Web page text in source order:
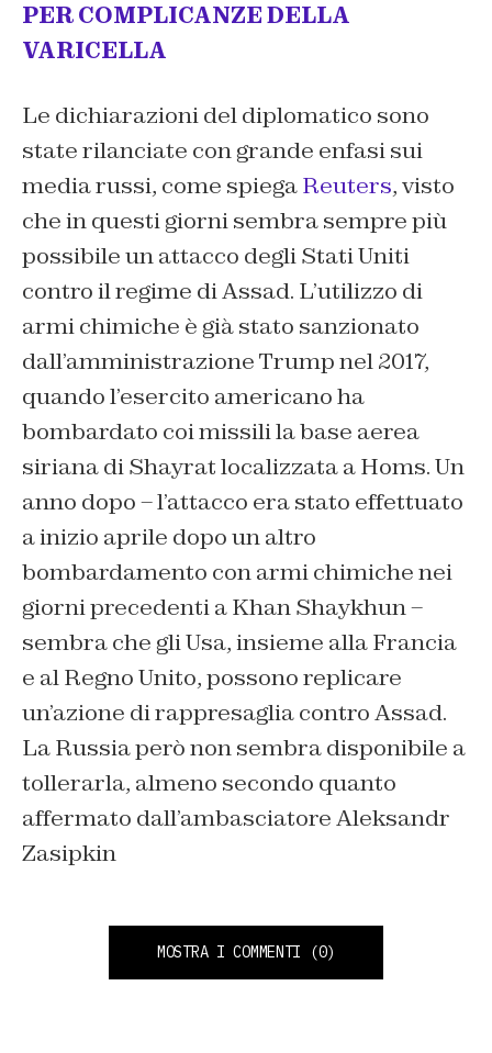
PER COMPLICANZE DELLA
VARICELLA
Le dichiarazioni del diplomatico sono
state rilanciate con grande enfasi sui
media russi, come spiegaReuters, visto
che in questi giorni sembra sempre più
possibile un attacco degli Stati Uniti
contro il regime di Assad. L’utilizzo di
armi chimiche è già stato sanzionato
dall’amministrazione Trump nel 2017,
quando l’esercito americano ha
bombardato coi missili la base aerea
siriana di Shayrat localizzata a Homs. Un
anno dopo – l’attacco era stato effettuato
a inizio aprile dopo un altro
bombardamento con armi chimiche nei
giorni precedenti a Khan Shaykhun –
sembra che gli Usa, insieme alla Francia
e al Regno Unito, possono replicare
un’azione di rappresaglia contro Assad.
La Russia però non sembra disponibile a
tollerarla, almeno secondo quanto
affermato dall’ambasciatore Aleksandr
Zasipkin
MOSTRA I COMMENTI (0)